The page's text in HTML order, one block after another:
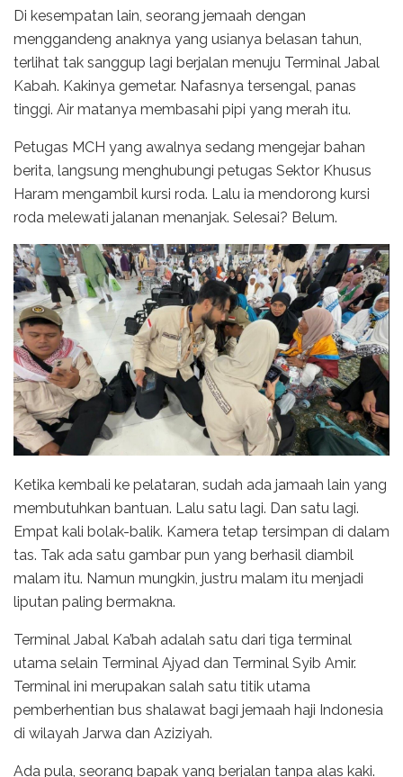
Di kesempatan lain, seorang jemaah dengan
menggandeng anaknya yang usianya belasan tahun,
terlihat tak sanggup lagi berjalan menuju Terminal Jabal
Kabah. Kakinya gemetar. Nafasnya tersengal, panas
tinggi. Air matanya membasahi pipi yang merah itu.
Petugas MCH yang awalnya sedang mengejar bahan
berita, langsung menghubungi petugas Sektor Khusus
Haram mengambil kursi roda. Lalu ia mendorong kursi
roda melewati jalanan menanjak. Selesai? Belum.
Ketika kembali ke pelataran, sudah ada jamaah lain yang
membutuhkan bantuan. Lalu satu lagi. Dan satu lagi.
Empat kali bolak-balik. Kamera tetap tersimpan di dalam
tas. Tak ada satu gambar pun yang berhasil diambil
malam itu. Namun mungkin, justru malam itu menjadi
liputan paling bermakna.
Terminal Jabal Ka’bah adalah satu dari tiga terminal
utama selain Terminal Ajyad dan Terminal Syib Amir.
Terminal ini merupakan salah satu titik utama
pemberhentian bus shalawat bagi jemaah haji Indonesia
di wilayah Jarwa dan Aziziyah.
Ada pula, seorang bapak yang berjalan tanpa alas kaki.